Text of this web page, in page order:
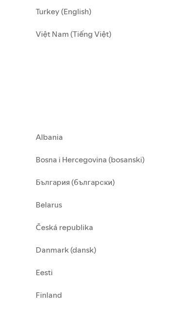
Turkey (English)
Việt Nam (Tiếng Việt)
Albania
Bosna i Hercegovina (bosanski)
България (български)
Belarus
Česká republika
Danmark (dansk)
Eesti
Finland